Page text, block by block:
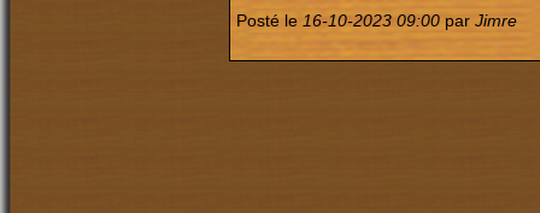
Posté le 16-10-2023 09:00 par Jimre